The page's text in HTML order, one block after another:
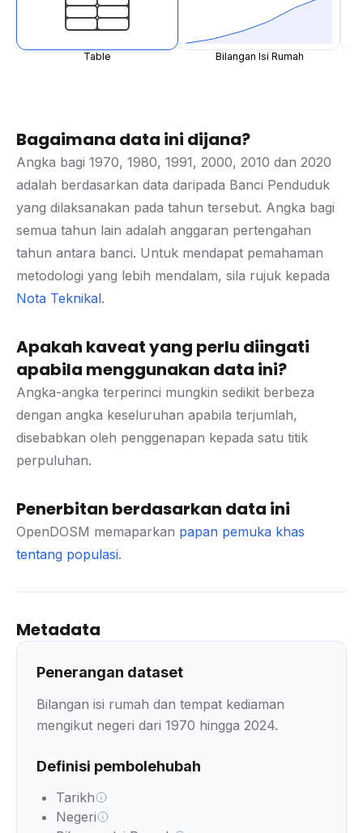
Table Bilangan Isi Rumah
Bagaimana data ini dijana?
Angka bagi 1970, 1980, 1991, 2000, 2010 dan 2020
adalah berdasarkan data daripada Banci Penduduk
yang dilaksanakan pada tahun tersebut. Angka bagi
semua tahun lain adalah anggaran pertengahan
tahun antara banci. Untuk mendapat pemahaman
metodologi yang lebih mendalam, sila rujuk kepada
Nota Teknikal.
Apakah kaveat yang perlu diingati
apabila menggunakan data ini?
Angka-angka terperinci mungkin sedikit berbeza
dengan angka keseluruhan apabila terjumlah,
disebabkan oleh penggenapan kepada satu titik
perpuluhan.
Penerbitan berdasarkan data ini
OpenDOSM memaparkan papan pemuka khas
tentang populasi.
Metadata
Penerangan dataset
Bilangan isi rumah dan tempat kediaman
mengikut negeri dari 1970 hingga 2024.
Definisi pembolehubah
Tarikh
Negeri